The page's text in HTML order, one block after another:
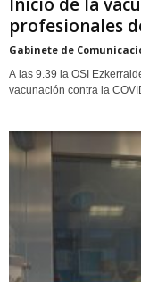
profesionales
Gabinete de
A las 9.39 la OSI
vacunación contra la